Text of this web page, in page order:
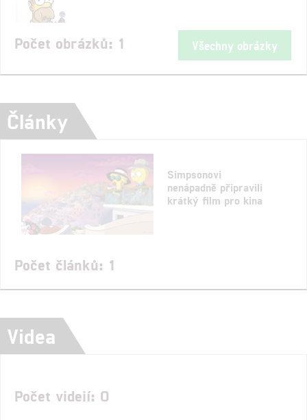
Počet obrázků: 1 Všechny obrázky
Články
Simpsonovi
nenápadně připravili
krátký film pro kina
Počet článků: 1
Videa
Počet videií: 0